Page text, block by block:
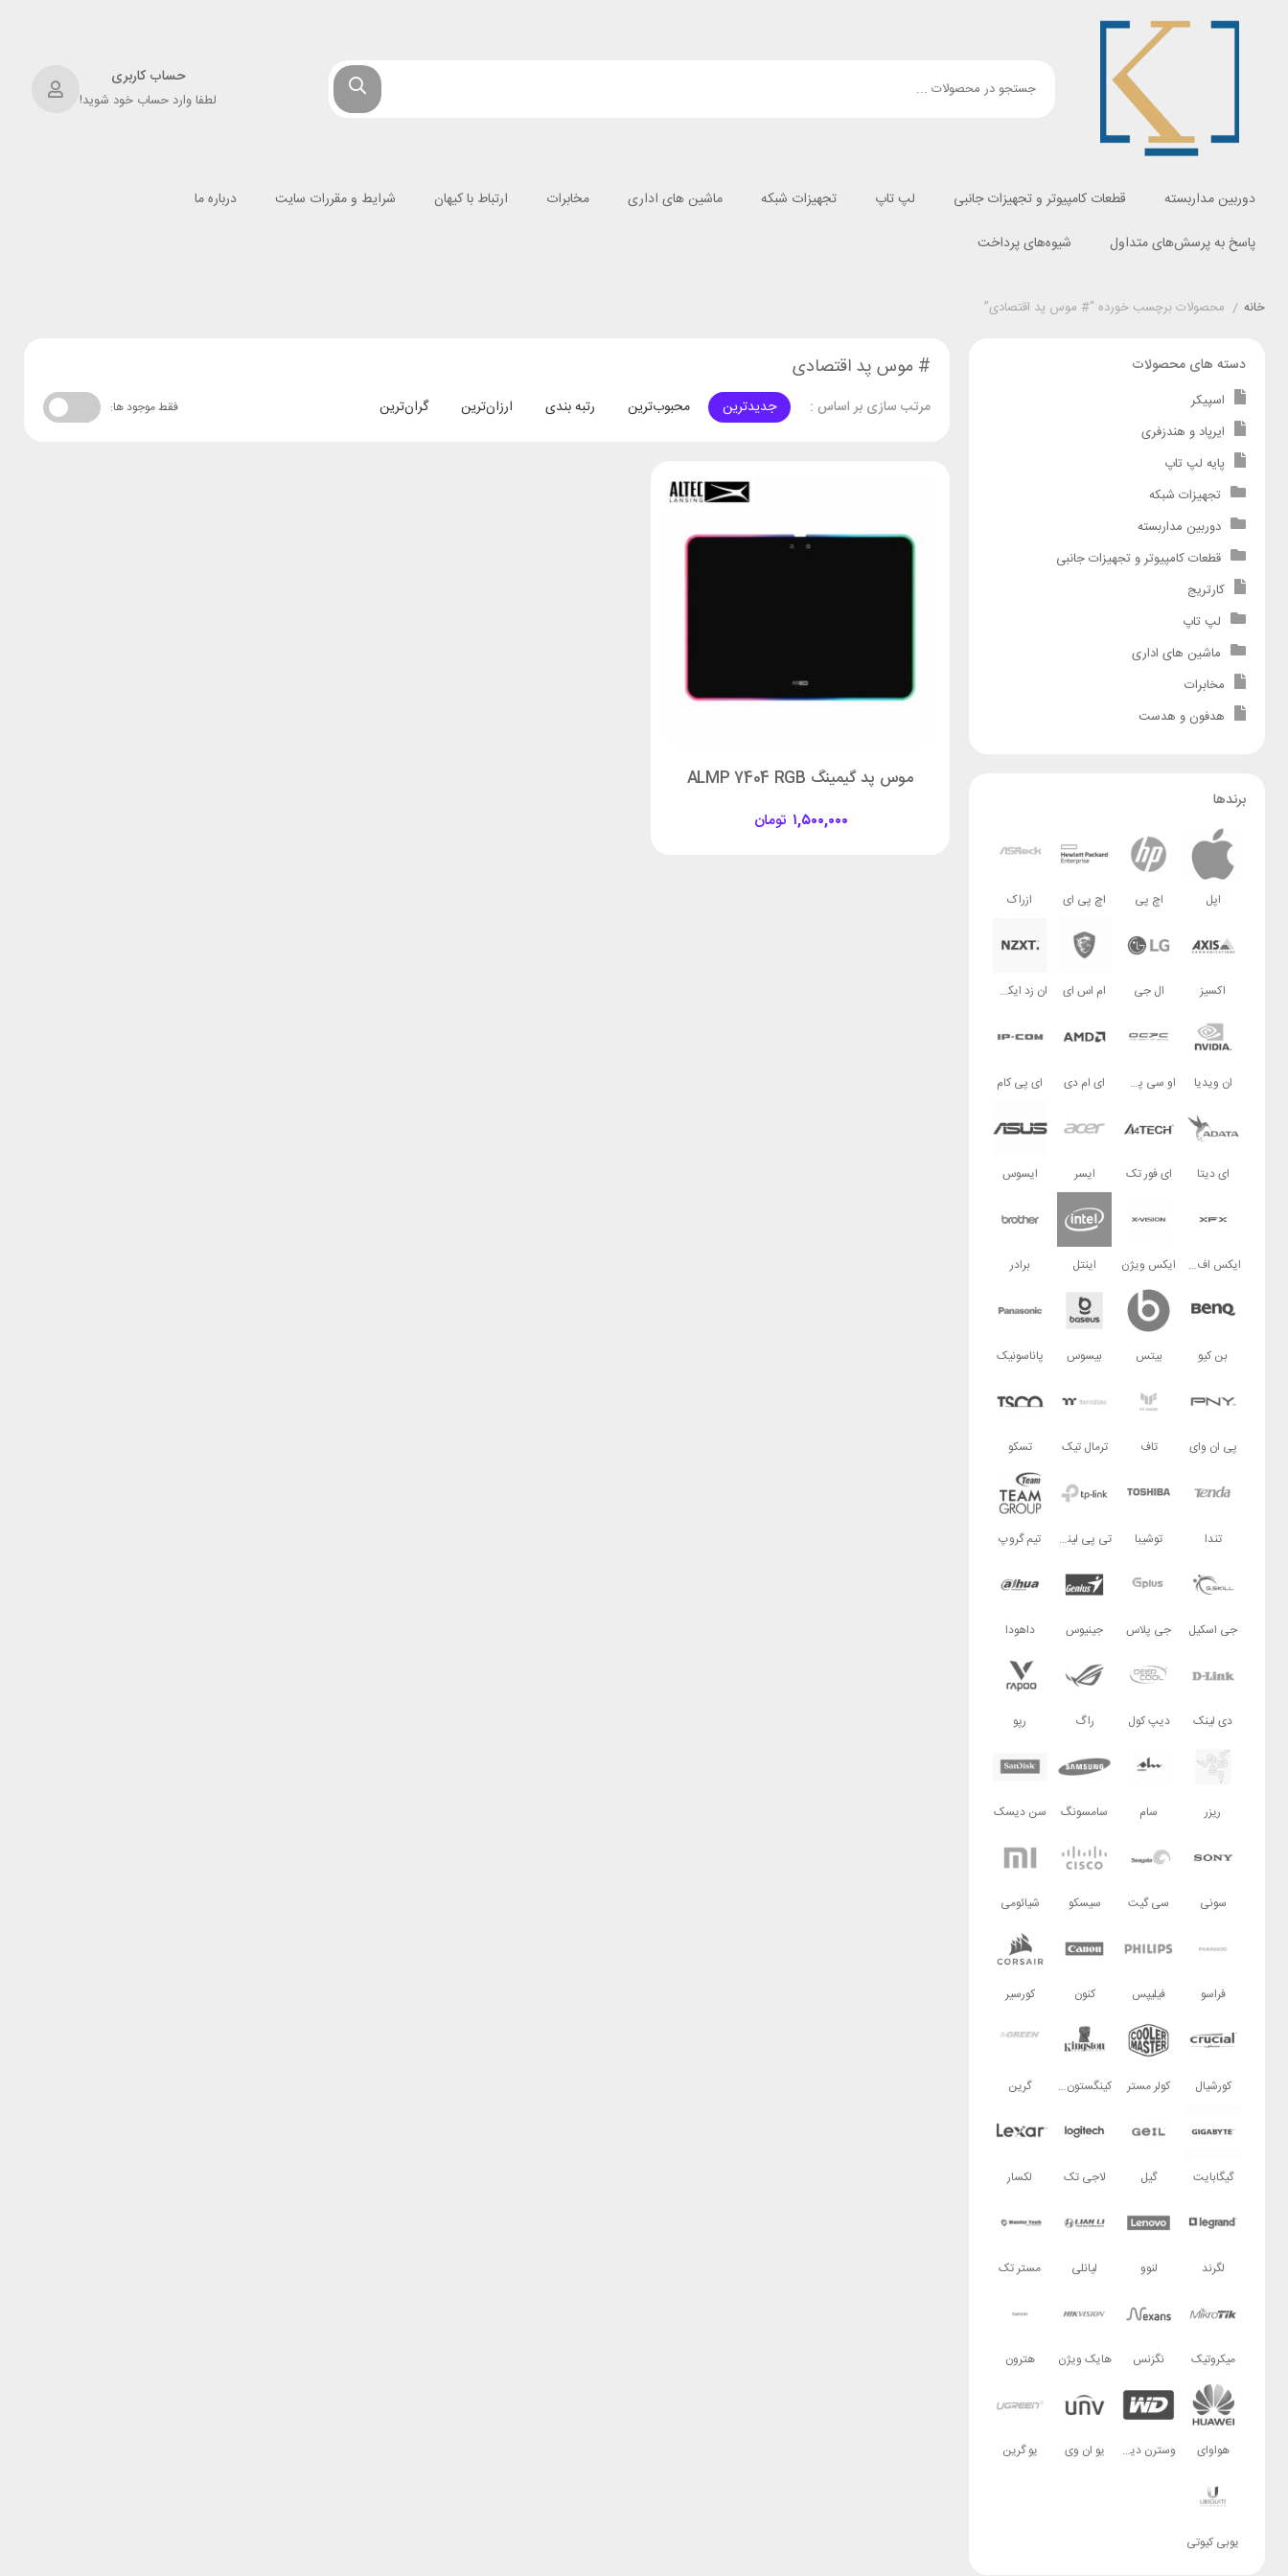
حساب کاربری
لطفا وارد حساب خود شوید!
دوربین مداربسته قطعات کامپیوتر و تجهیزات جانبی لپ تاپ تجهیزات شبکه ماشین های اداری مخابرات ارتباط با کیهان شرایط و مقررات سایت
درباره ما
پاسخ به پرسش‌های متداول
شیوه‌های پرداخت
خانه / محصولات برچسب خورده “# موس پد اقتصادی”
# موس پد اقتصادی
مرتب سازی بر اساس : جدیدترین محبوب‌ترین رتبه بندی ارزان‌ترین گران‌ترین فقط موجود ها:
موس پد گیمینگ ALMP 7404 RGB
تومان ۱,۵۰۰,۰۰۰
دسته های محصولات
اسپیکر
ایرپاد و هندزفری
پایه لپ تاپ
تجهیزات شبکه
دوربین مداربسته
قطعات کامپیوتر و تجهیزات جانبی
کارتریج
لپ تاپ
ماشین های اداری
مخابرات
هدفون و هدست
برندها
اپل اچ پی اچ پی ای ازراک
اکسیز ال جی ام اس ای ان زد ایکس تی
ان ویدیا او سی پی سی ای ام دی ای پی کام
ای دیتا ای فور تک ایسر ایسوس
ایکس اف ایکس ایکس ویژن اینتل برادر
بن کیو بیتس بیسوس پاناسونیک
پی ان وای تاف ترمال تیک تسکو
تندا توشیبا تی پی لینک تیم گروپ
جی اسکیل جی پلاس جینیوس داهودا
دی لینک دیپ کول راگ رپو
ریزر سام سامسونگ سن دیسک
سونی سی گیت سیسکو شیائومی
فراسو فیلیپس کنون کورسیر
کورشیال کولر مستر کینگستون تکنولوژی گرین
گیگابایت گیل لاجی تک لکسار
لگرند لنوو لیانلی مستر تک
میکروتیک نگزنس هایک ویژن هترون
هواوای وسترن دیجیتال یو ان وی یو گرین
یوبی کیوتی